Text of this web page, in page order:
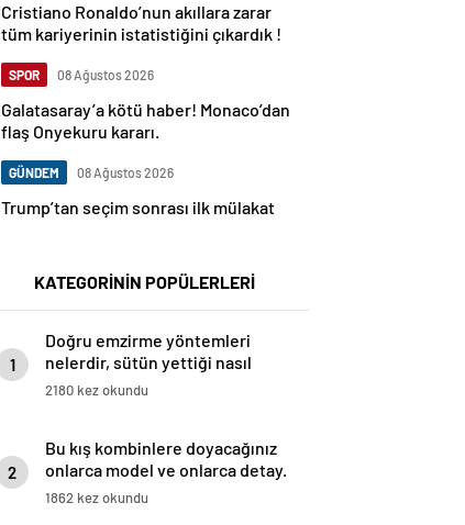
Cristiano Ronaldo’nun akıllara zarar
tüm kariyerinin istatistiğini çıkardık !
SPOR 08 Ağustos 2026
Galatasaray’a kötü haber! Monaco’dan
flaş Onyekuru kararı.
GÜNDEM 08 Ağustos 2026
Trump’tan seçim sonrası ilk mülakat
KATEGORİNİN POPÜLERLERİ
1
Doğru emzirme yöntemleri
nelerdir, sütün yettiği nasıl
anlaşılır?
2180 kez okundu
2
Bu kış kombinlere doyacağınız
onlarca model ve onlarca detay.
1862 kez okundu